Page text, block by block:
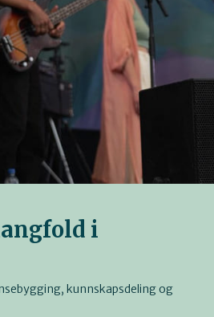
i
kunnskapsdeling og